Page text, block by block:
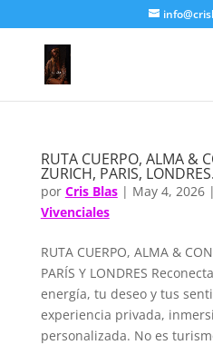
RUTA CUERPO, ALMA &
ZURICH, PARIS, LONDRES.
por Cris Blas| May 4, 2026|
Vivenciales
RUTA CUERPO, ALMA &
PARÍS Y LONDRES
energía, tu deseo y tus
experiencia privada,
personalizada. No es